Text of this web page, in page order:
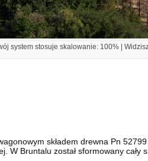
system stosuje skalowanie: 100% |
składem drewna Pn
W Bruntalu został sformowany cały